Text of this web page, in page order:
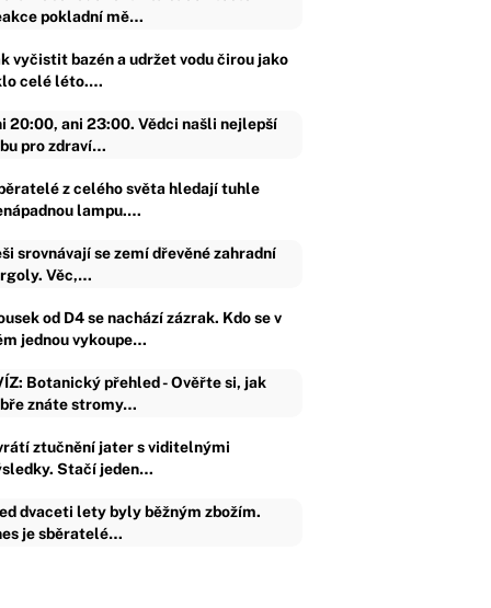
pokladní mě…
vyčistit bazén a udržet vodu čirou jako
celé léto.…
20:00, ani 23:00. Vědci našli nejlepší
pro zdraví…
z celého světa hledají tuhle
lampu.…
srovnávají se zemí dřevěné zahradní
Věc,…
od D4 se nachází zázrak. Kdo se v
jednou vykoupe…
Botanický přehled - Ověřte si, jak
znáte stromy…
ztučnění jater s viditelnými
Stačí jeden…
dvaceti lety byly běžným zbožím.
je sběratelé…